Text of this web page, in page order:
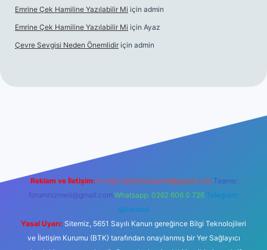
Emrine Çek Hamiline Yazılabilir Mi için admin
Emrine Çek Hamiline Yazılabilir Mi için Ayaz
Çevre Sevgisi Neden Önemlidir için admin
Reklam ve İletişim: E-mail: backlinkpaneli@gmail.com Teams:
forumhizmeti@gmail.com Whatsapp: 0262 606 0 726 Telegram:
@karabul
Yasal Uyarı: Sitemiz, 5651 Sayılı Kanun gereğince Bilgi Teknolojileri
ve İletişim Kurumu (BTK) tarafından onaylanmış bir Yer Sağlayıcı